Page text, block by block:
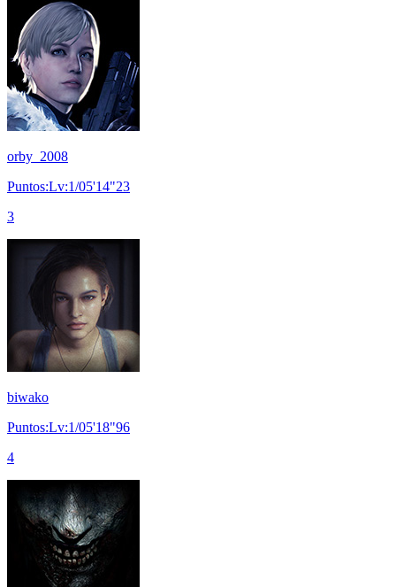
orby_2008
Puntos:Lv:1/05'14"23
3
biwako
Puntos:Lv:1/05'18"96
4